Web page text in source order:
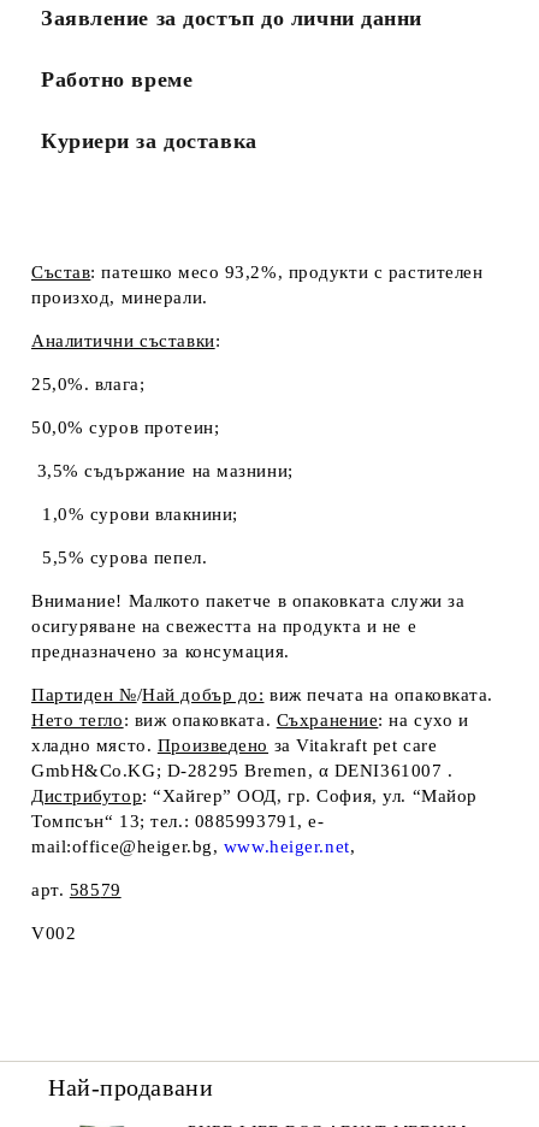
Заявление за достъп до лични данни
Работно време
Куриери за доставка
Състав: патешко месо 93,2%, продукти с растителен
произход, минерали.
Аналитични съставки:
25,0%. влага;
50,0% суров протеин;
3,5% съдържание на мазнини;
1,0% сурови влакнини;
5,5% сурова пепел.
Внимание! Малкото пакетче в опаковката служи за
осигуряване на свежестта на продукта и не е
предназначено за консумация.
Партиден №/Най добър до: виж печата на опаковката.
Нето тегло: виж опаковката. Съхранение: на сухо и
хладно място. Произвeдено за Vitakraft pet care
GmbH&Co.KG; D-28295 Bremen, α DENI361007 .
Дистрибутор: “Хайгер” ООД, гр. София, ул. “Майор
Томпсън“ 13; тел.: 0885993791, e-
mail:office@heiger.bg, www.heiger.net,
арт. 58579
V002
Най-продавани